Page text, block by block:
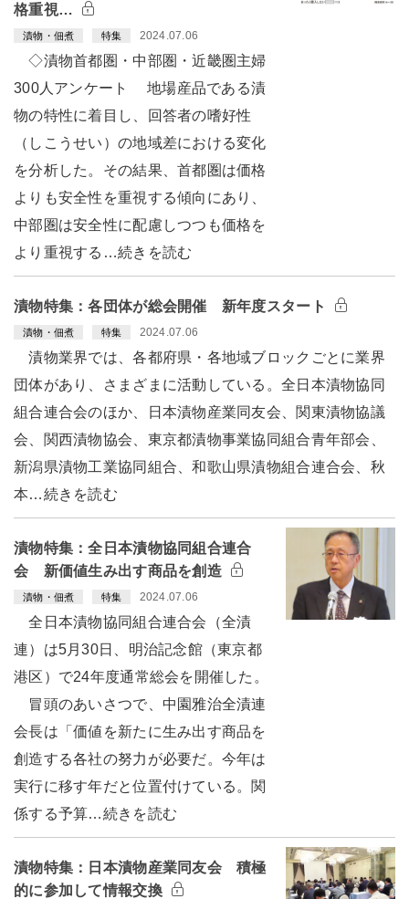
格重視…
漬物・佃煮 特集 2024.07.06
◇漬物首都圏・中部圏・近畿圏主婦
300人アンケート 地場産品である漬
物の特性に着目し、回答者の嗜好性
（しこうせい）の地域差における変化
を分析した。その結果、首都圏は価格
よりも安全性を重視する傾向にあり、
中部圏は安全性に配慮しつつも価格を
より重視する…続きを読む
漬物特集：各団体が総会開催 新年度スタート
漬物・佃煮 特集 2024.07.06
漬物業界では、各都府県・各地域ブロックごとに業界
団体があり、さまざまに活動している。全日本漬物協同
組合連合会のほか、日本漬物産業同友会、関東漬物協議
会、関西漬物協会、東京都漬物事業協同組合青年部会、
新潟県漬物工業協同組合、和歌山県漬物組合連合会、秋
本…続きを読む
漬物特集：全日本漬物協同組合連合
会 新価値生み出す商品を創造
漬物・佃煮 特集 2024.07.06
全日本漬物協同組合連合会（全漬
連）は5月30日、明治記念館（東京都
港区）で24年度通常総会を開催した。
冒頭のあいさつで、中園雅治全漬連
会長は「価値を新たに生み出す商品を
創造する各社の努力が必要だ。今年は
実行に移す年だと位置付けている。関
係する予算…続きを読む
漬物特集：日本漬物産業同友会 積極
的に参加して情報交換